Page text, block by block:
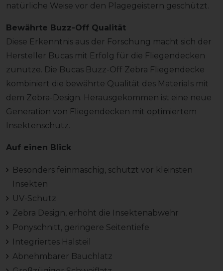
natürliche Weise vor den Plagegeistern geschützt.
Bewährte Buzz-Off Qualität
Diese Erkenntnis aus der Forschung macht sich der
Hersteller Bucas mit Erfolg für die Fliegendecken
zunutze. Die Bucas Buzz-Off Zebra Fliegendecke
kombiniert die bewährte Qualität des Materials mit
dem Zebra-Design. Herausgekommen ist eine neue
Generation von Fliegendecken mit optimiertem
Insektenschutz.
Auf einen Blick
Besonders feinmaschig, schützt vor kleinsten
Insekten
UV-Schutz
Zebra Design, erhöht die Insektenabwehr
Ponyschnitt, geringere Seitentiefe
Integriertes Halsteil
Abnehmbarer Bauchlatz